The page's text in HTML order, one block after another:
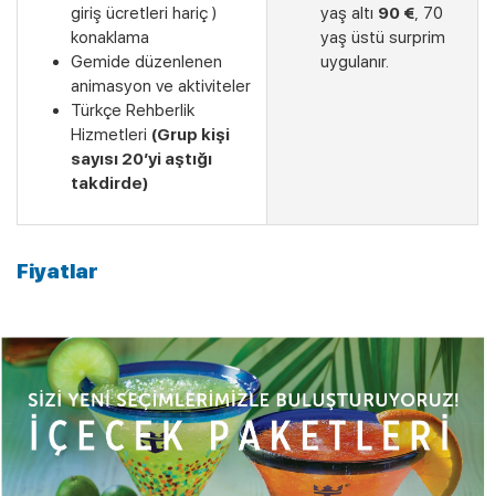
giriş ücretleri hariç )
konaklama
Gemide düzenlenen
animasyon ve aktiviteler
Türkçe Rehberlik
Hizmetleri (Grup kişi
sayısı 20’yi aştığı
takdirde)
yaş altı 90 € , 70
yaş üstü surprim
uygulanır.
Fiyatlar